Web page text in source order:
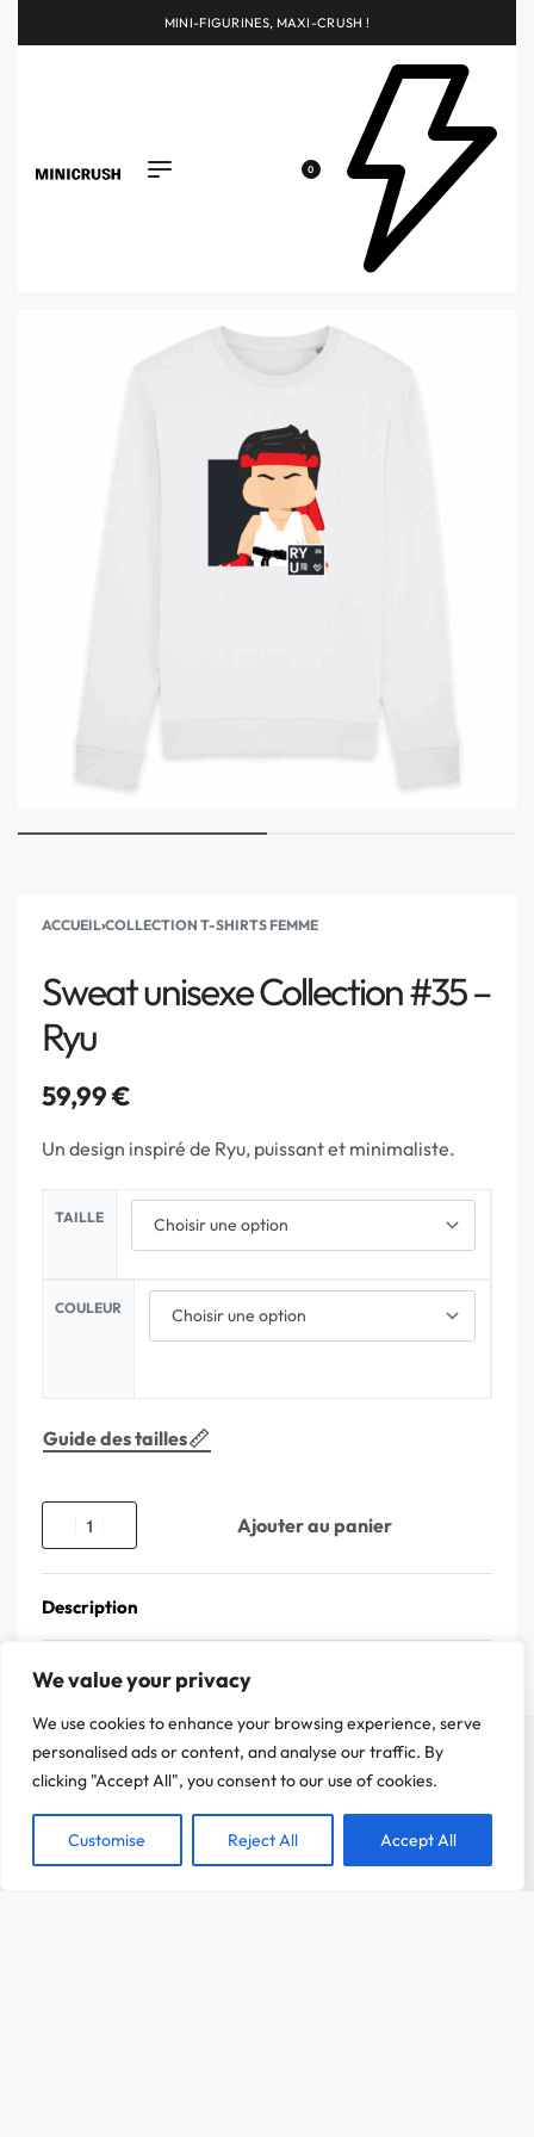
We value your privacy
We use cookies to enhance your browsing experience, serve
personalised ads or content, and analyse our traffic. By
clicking "Accept All", you consent to our use of cookies.
Customise Reject All Accept All
MINI-FIGURINES, MAXI-CRUSH !
0
ACCUEIL›COLLECTION T-SHIRTS FEMME
Sweat unisexe Collection #35 –
Ryu
59,99€
Un design inspiré de Ryu, puissant et minimaliste.
TAILLE
COULEUR
Guide des tailles
Ajouter au panier
Description
On a attendu d'être sûr que le contenu de notre site vous intéresse avant de
C'est OK pour vous ?
ACCEPTER